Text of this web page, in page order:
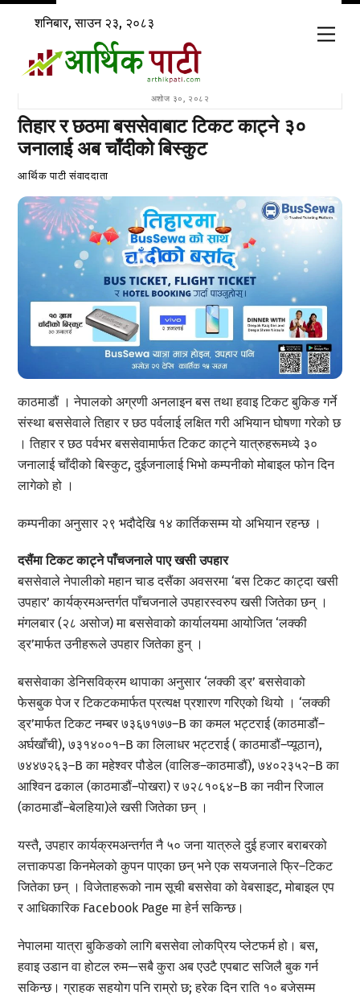
Skip
content
शनिबार, साउन २३, २०८३
अशोज ३०, २०८२
तिहार र छठमा बससेवाबाट टिकट काट्ने ३०
जनालाई अब चाँदीको बिस्कुट
आर्थिक पाटी संवाददाता
काठमाडौं । नेपालको अग्रणी अनलाइन बस तथा हवाइ टिकट बुकिङ गर्ने
संस्था बससेवाले तिहार र छठ पर्वलाई लक्षित गरी अभियान घोषणा गरेको छ
। तिहार र छठ पर्वभर बससेवामार्फत टिकट काट्ने यात्रुहरूमध्ये ३०
जनालाई चाँदीको बिस्कुट, दुईजनालाई भिभो कम्पनीको मोबाइल फोन दिन
लागेको हो ।
कम्पनीका अनुसार २९ भदौदेखि १४ कार्तिकसम्म यो अभियान रहन्छ ।
दसैंमा टिकट काट्ने पाँचजनाले पाए खसी उपहार
बससेवाले नेपालीको महान चाड दसैंका अवसरमा ‘बस टिकट काट्दा खसी
उपहार’ कार्यक्रमअन्तर्गत पाँचजनाले उपहारस्वरुप खसी जितेका छन् ।
मंगलबार (२८ असोज) मा बससेवाको कार्यालयमा आयोजित ‘लक्की
ड्र’मार्फत उनीहरूले उपहार जितेका हुन् ।
बससेवाका डेनिसविक्रम थापाका अनुसार ‘लक्की ड्र’ बससेवाको
फेसबुक पेज र टिकटकमार्फत प्रत्यक्ष प्रशारण गरिएको थियो । ‘लक्की
ड्र’मार्फत टिकट नम्बर ७३६७१७७–B का कमल भट्टराई (काठमाडौं–
अर्घखाँची), ७३१४००१–B का लिलाधर भट्टराई ( काठमाडौं–प्यूठान),
७४४७२६३–B का महेश्वर पौडेल (वालिङ–काठमाडौं), ७४०२३५२–B का
आश्विन ढकाल (काठमाडौं–पोखरा) र ७२८१०६४–B का नवीन रिजाल
(काठमाडौं–बेलहिया)ले खसी जितेका छन् ।
यस्तै, उपहार कार्यक्रमअन्तर्गत नै ५० जना यात्रुले दुई हजार बराबरको
लत्ताकपडा किनमेलको कुपन पाएका छन् भने एक सयजनाले फ्रि–टिकट
जितेका छन् । विजेताहरूको नाम सूची बससेवा को वेबसाइट, मोबाइल एप
र आधिकारिक Facebook Page मा हेर्न सकिन्छ।
नेपालमा यात्रा बुकिङको लागि बससेवा लोकप्रिय प्लेटफर्म हो। बस,
हवाइ उडान वा होटल रुम—सबै कुरा अब एउटै एपबाट सजिलै बुक गर्न
सकिन्छ। ग्राहक सहयोग पनि राम्रो छ; हरेक दिन राति १० बजेसम्म